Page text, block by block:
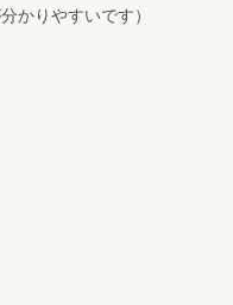
かりやすいです）